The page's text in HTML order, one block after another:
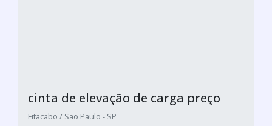
cinta de elevação de carga preço
Fitacabo / São Paulo - SP